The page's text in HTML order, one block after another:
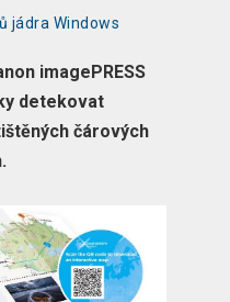
jádra Windows
imagePRESS
detekovat
čárových